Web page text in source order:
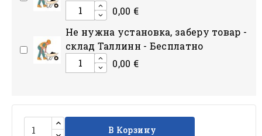
0,00 €
Hе нужна установка, заберу товар -
склад Таллинн - Бесплатно
0,00 €
В Корзину